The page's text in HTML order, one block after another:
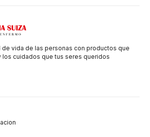
vida de las personas con productos que
los cuidados que tus seres queridos